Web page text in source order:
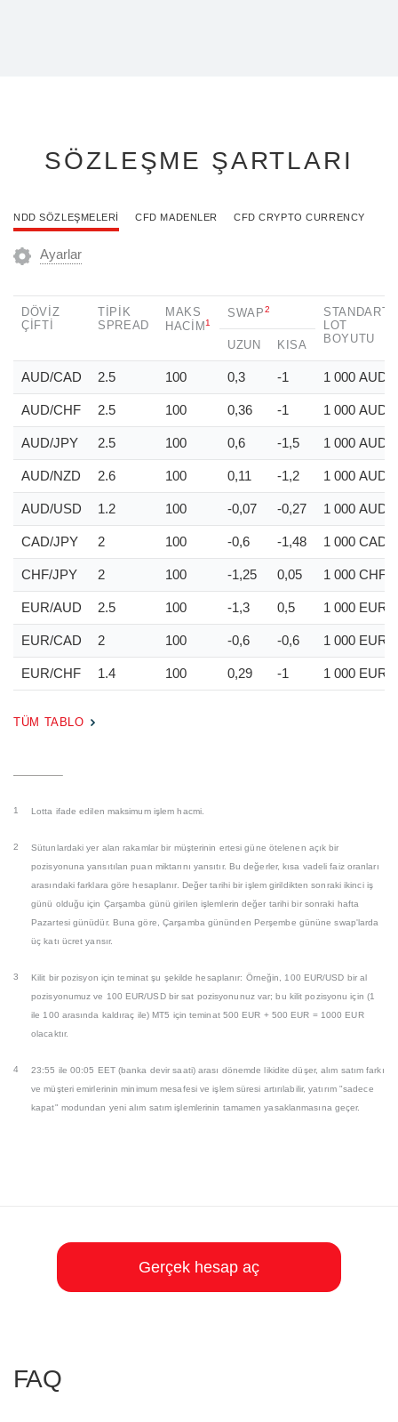
SÖZLEŞME ŞARTLARI
NDD SÖZLEŞMELERI CFD MADENLER CFD CRYPTO CURRENCY
Ayarlar
DÖVIZ
ÇIFTI
TIPIK
SPREAD
MAKS
HACIM1
SWAP2
STANDART
LOT
BOYUTU
UZUN KISA
AUD/CAD 2.5 100 0,3 -1 1 000 AUD
AUD/CHF 2.5 100 0,36 -1 1 000 AUD
AUD/JPY 2.5 100 0,6 -1,5 1 000 AUD
AUD/NZD 2.6 100 0,11 -1,2 1 000 AUD
AUD/USD 1.2 100 -0,07 -0,27 1 000 AUD
CAD/JPY 2 100 -0,6 -1,48 1 000 CAD
CHF/JPY 2 100 -1,25 0,05 1 000 CHF
EUR/AUD 2.5 100 -1,3 0,5 1 000 EUR
EUR/CAD 2 100 -0,6 -0,6 1 000 EUR
EUR/CHF 1.4 100 0,29 -1 1 000 EUR
TÜM TABLO
1 Lotta ifade edilen maksimum işlem hacmi.
2
Sütunlardaki yer alan rakamlar bir müşterinin ertesi güne ötelenen açık bir
pozisyonuna yansıtılan puan miktarını yansıtır. Bu değerler, kısa vadeli faiz oranları
arasındaki farklara göre hesaplanır. Değer tarihi bir işlem girildikten sonraki ikinci iş
günü olduğu için Çarşamba günü girilen işlemlerin değer tarihi bir sonraki hafta
Pazartesi günüdür. Buna göre, Çarşamba gününden Perşembe gününe swap'larda
üç katı ücret yansır.
3
Kilit bir pozisyon için teminat şu şekilde hesaplanır: Örneğin, 100 EUR/USD bir al
pozisyonumuz ve 100 EUR/USD bir sat pozisyonunuz var; bu kilit pozisyonu için (1
ile 100 arasında kaldıraç ile) MT5 için teminat 500 EUR + 500 EUR = 1000 EUR
olacaktır.
4
23:55 ile 00:05 EET (banka devir saati) arası dönemde likidite düşer, alım satım farkı
ve müşteri emirlerinin minimum mesafesi ve işlem süresi artırılabilir, yatırım "sadece
kapat" modundan yeni alım satım işlemlerinin tamamen yasaklanmasına geçer.
Gerçek hesap aç
FAQ